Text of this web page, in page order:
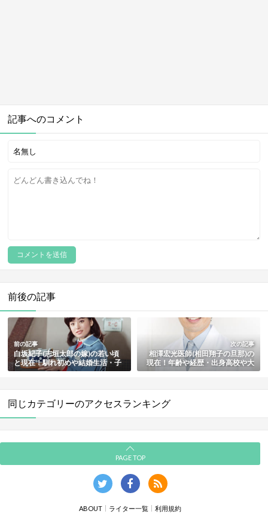
記事へのコメント
前後の記事
前の記事
白坂紀子(志垣太郎の嫁)の若い頃
と現在！馴れ初めや結婚生活・子
供の匠・最新情報も総まとめ
次の記事
相澤宏光医師(相田翔子の旦那)の
現在！年齢や経歴・出身高校や大
学・華麗な家族・馴れ初めや結婚
同じカテゴリーのアクセスランキング
PAGE TOP
ABOUT ライター一覧 利用規約